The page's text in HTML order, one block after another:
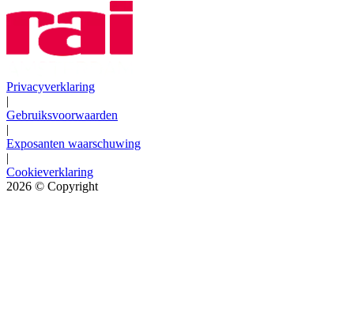
Privacyverklaring
|
Gebruiksvoorwaarden
|
Exposanten waarschuwing
|
Cookieverklaring
2026 © Copyright